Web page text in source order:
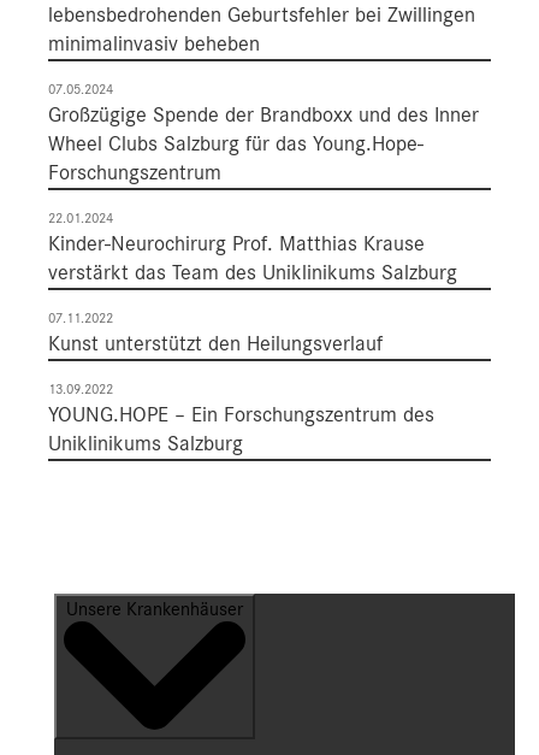
lebensbedrohenden Geburtsfehler bei Zwillingen
minimalinvasiv beheben
07.05.2024
Großzügige Spende der Brandboxx und des Inner
Wheel Clubs Salzburg für das Young.Hope-
Forschungszentrum
22.01.2024
Kinder-Neurochirurg Prof. Matthias Krause
verstärkt das Team des Uniklinikums Salzburg
07.11.2022
Kunst unterstützt den Heilungsverlauf
13.09.2022
YOUNG.HOPE – Ein Forschungszentrum des
Uniklinikums Salzburg
Unsere Krankenhäuser